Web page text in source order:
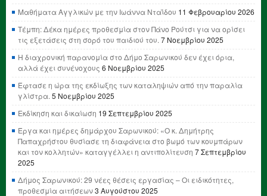
Μαθήματα Αγγλικών με την Ιωάννα Νταΐδου 11 Φεβρουαρίου 2026
Τέμπη: Δέκα ημέρες προθεσμία στον Πάνο Ρούτσι για να ορίσει
τις εξετάσεις στη σορό του παιδιού του. 7 Νοεμβρίου 2025
Η διαχρονική παρανομία στο Δήμο Σαρωνικού δεν έχει όρια,
αλλά έχει συνένοχους 6 Νοεμβρίου 2025
Έφτασε η ώρα της εκδίωξης των καταληψιών από την παραλία
γλίστρα. 5 Νοεμβρίου 2025
Εκδίκηση και δικαίωση 19 Σεπτεμβρίου 2025
Έργα και ημέρες δημάρχου Σαρωνικού: «Ο κ. Δημήτρης
Παπαχρήστου θυσίασε τη διαφάνεια στο βωμό των κουμπάρων
και τον κολλητών» καταγγέλλει η αντιπολίτευση 7 Σεπτεμβρίου
2025
Δήμος Σαρωνικού: 29 νέες θέσεις εργασίας – Οι ειδικότητες,
προθεσμία αιτήσεων3 Αυγούστου 2025